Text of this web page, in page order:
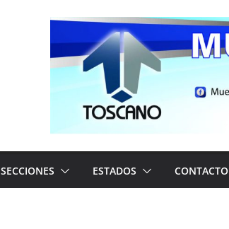
SECCIONES ESTADOS CONTACTO